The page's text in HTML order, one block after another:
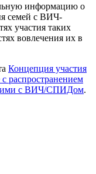
информацию о
семей с ВИЧ-
участия таких
вовлечения их в
Концепция участия
распространением
с ВИЧ/СПИДом.